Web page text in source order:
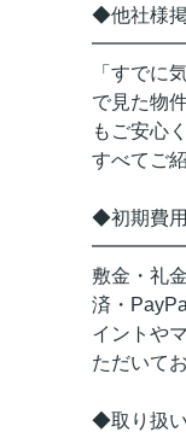
◆他社様
「すでに
で見た物
もご安心
すべてご
◆初期費
敷金・礼
済・
イントや
ただいて
◆取り扱い